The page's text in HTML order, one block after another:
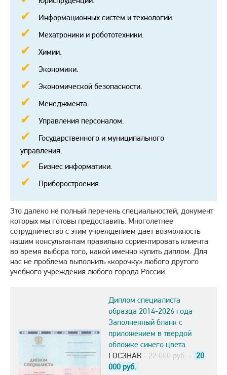
Информационных систем и технологий.
Мехатроники и робототехники.
Химии.
Экономики.
Экономической безопасности.
Менеджмента.
Управления персоналом.
Государственного и муниципального
управления.
Бизнес информатики.
Приборостроения.
Это далеко не полный перечень специальностей, документ
которых мы готовы предоставить. Многолетнее
сотрудничество с этим учреждением дает возможность
нашим консультантам правильно сориентировать клиента
во время выбора того, какой именно купить диплом. Для
нас не проблема выполнить «корочку» любого другого
учебного учреждения любого города России.
Диплом специалиста
образца 2014-2026 года
Заполненный бланк с
приложением в твердой
обложке синего цвета
ГОСЗНАК - 22.000 руб. - 20
000 руб.